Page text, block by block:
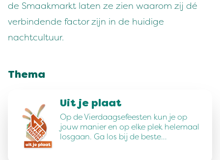
de Smaakmarkt laten ze zien waarom zij dé
verbindende factor zijn in de huidige
nachtcultuur.
Thema
Uit je plaat
Op de Vierdaagsefeesten kun je op
jouw manier en op elke plek helemaal
losgaan. Ga los bij de beste…